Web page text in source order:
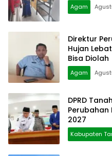
Agam
Direktur
Hujan
Bisa Diolah
Agam
DPRD
Perubahan
2027
Kabupaten